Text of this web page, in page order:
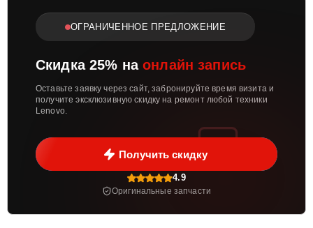
ОГРАНИЧЕННОЕ ПРЕДЛОЖЕНИЕ
Скидка 25% наонлайн запись
Оставьте заявку через сайт, забронируйте время визита и
получите эксклюзивную скидку на ремонт любой техники
Lenovo.
Получить скидку
4.9
Оригинальные запчасти